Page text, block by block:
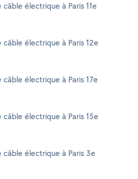
électrique à Paris 11e
électrique à Paris 12e
électrique à Paris 17e
électrique à Paris 15e
électrique à Paris 3e